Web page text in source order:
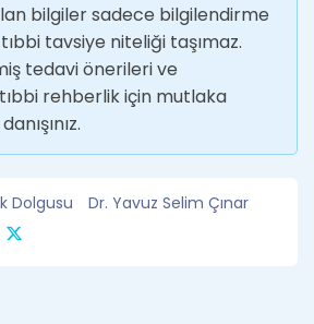
bilgiler sadece bilgilendirme
tavsiye niteliği taşımaz.
tedavi önerileri ve
rehberlik için mutlaka
Dolgusu Dr. Yavuz Selim Çınar